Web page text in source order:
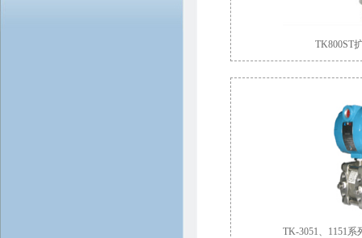
TK800ST
TK-3051、1151